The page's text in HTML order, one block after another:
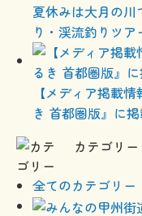
夏休みは大月の
り・渓流釣りツア
【メディア掲載
き 首都圏版』に
カテゴリー
全てのカテゴリー